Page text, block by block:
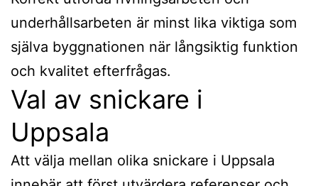
underhållsarbeten är minst lika viktiga som
själva byggnationen när långsiktig funktion
och kvalitet efterfrågas.
Val av snickare i
Uppsala
Att välja mellan olika snickare i Uppsala